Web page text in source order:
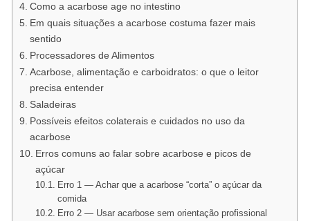
Como a acarbose age no intestino
Em quais situações a acarbose costuma fazer mais
sentido
Processadores de Alimentos
Acarbose, alimentação e carboidratos: o que o leitor
precisa entender
Saladeiras
Possíveis efeitos colaterais e cuidados no uso da
acarbose
Erros comuns ao falar sobre acarbose e picos de
açúcar
Erro 1 — Achar que a acarbose “corta” o açúcar da
comida
Erro 2 — Usar acarbose sem orientação profissional